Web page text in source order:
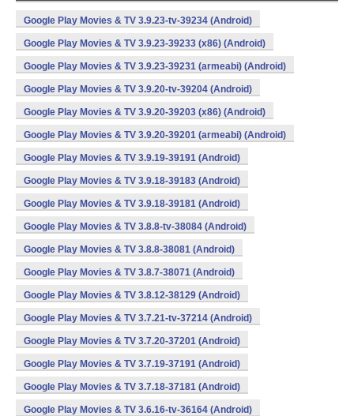
Google Play Movies & TV 3.9.23-tv-39234 (Android)
Google Play Movies & TV 3.9.23-39233 (x86) (Android)
Google Play Movies & TV 3.9.23-39231 (armeabi) (Android)
Google Play Movies & TV 3.9.20-tv-39204 (Android)
Google Play Movies & TV 3.9.20-39203 (x86) (Android)
Google Play Movies & TV 3.9.20-39201 (armeabi) (Android)
Google Play Movies & TV 3.9.19-39191 (Android)
Google Play Movies & TV 3.9.18-39183 (Android)
Google Play Movies & TV 3.9.18-39181 (Android)
Google Play Movies & TV 3.8.8-tv-38084 (Android)
Google Play Movies & TV 3.8.8-38081 (Android)
Google Play Movies & TV 3.8.7-38071 (Android)
Google Play Movies & TV 3.8.12-38129 (Android)
Google Play Movies & TV 3.7.21-tv-37214 (Android)
Google Play Movies & TV 3.7.20-37201 (Android)
Google Play Movies & TV 3.7.19-37191 (Android)
Google Play Movies & TV 3.7.18-37181 (Android)
Google Play Movies & TV 3.6.16-tv-36164 (Android)